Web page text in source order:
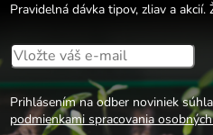
Pravidelná dávka tipov, zliav a akcií.
Prihlásením na odber noviniek
podmienkami spracovania